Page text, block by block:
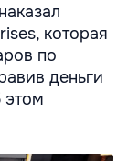
которая
по
деньги
этом